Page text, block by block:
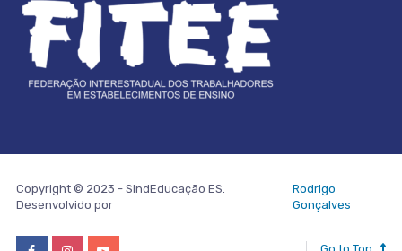
Copyright © 2023 - SindEducação ES.
Desenvolvido por
Rodrigo
Gonçalves